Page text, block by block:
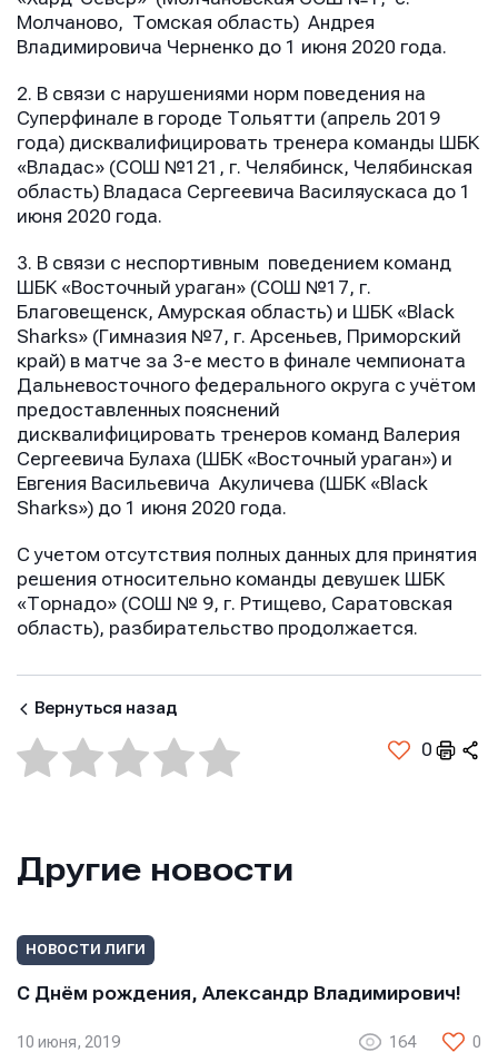
Молчаново, Томская область) Андрея
Владимировича Черненко до 1 июня 2020 года.
2. В связи с нарушениями норм поведения на
Суперфинале в городе Тольятти (апрель 2019
года) дисквалифицировать тренера команды ШБК
«Владас» (СОШ №121, г. Челябинск, Челябинская
область) Владаса Сергеевича Василяускаса до 1
июня 2020 года.
3. В связи с неспортивным поведением команд
ШБК «Восточный ураган» (СОШ №17, г.
Благовещенск, Амурская область) и ШБК «Black
Sharks» (Гимназия №7, г. Арсеньев, Приморский
край) в матче за 3-е место в финале чемпионата
Дальневосточного федерального округа с учётом
предоставленных пояснений
дисквалифицировать тренеров команд Валерия
Сергеевича Булаха (ШБК «Восточный ураган») и
Евгения Васильевича Акуличева (ШБК «Black
Sharks») до 1 июня 2020 года.
С учетом отсутствия полных данных для принятия
решения относительно команды девушек ШБК
«Торнадо» (СОШ № 9, г. Ртищево, Саратовская
область), разбирательство продолжается.
Вернуться назад
0
Другие новости
НОВОСТИ ЛИГИ
С Днём рождения, Александр Владимирович!
10 июня, 2019 164 0
Имя
Телефон
Сообщение
Нажимая кнопку “Отправить”, вы соглашаетесь с
условиями обработки персональных данных
Имя
Телефон
Сообщение
Нажимая кнопку “Отправить”, вы соглашаетесь с
условиями обработки персональных данных
Имя
E-mail
Телефон
Сообщение
Нажимая кнопку “Отправить”, вы соглашаетесь с